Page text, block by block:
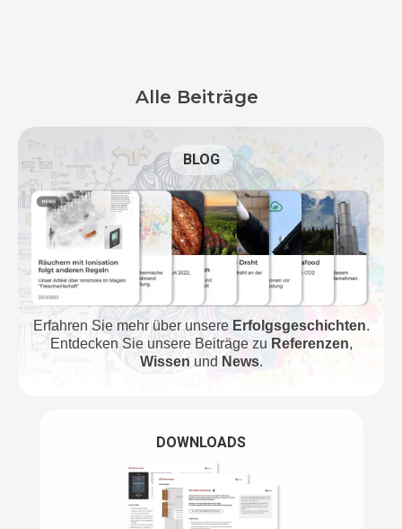
Alle Beiträge
BLOG
Erfahren Sie mehr über unsere Erfolgsgeschichten.
Entdecken Sie unsere Beiträge zu Referenzen,
Wissen und News.
DOWNLOADS